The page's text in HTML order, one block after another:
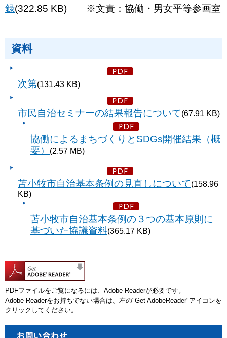
録(322.85 KB) ※文責：協働・男女平等参画室
資料
次第(131.43 KB)
市民自治セミナーの結果報告について(67.91 KB)
協働によるまちづくりとSDGs開催結果（概
要）
(2.57 MB)
苫小牧市自治基本条例の見直しについて(158.96
KB)
苫小牧市自治基本条例の３つの基本原則に
基づいた協議資料(365.17 KB)
PDFファイルをご覧になるには、Adobe Readerが必要です。
Adobe Readerをお持ちでない場合は、左の"Get AdobeReader"アイコンを
クリックしてください。